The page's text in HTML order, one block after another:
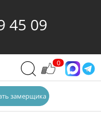
45 09
0
замерщика